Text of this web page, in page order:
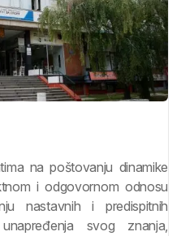
na poštovanju dinamike
i odgovornom odnosu
nastavnih i predispitnih
svog znanja,